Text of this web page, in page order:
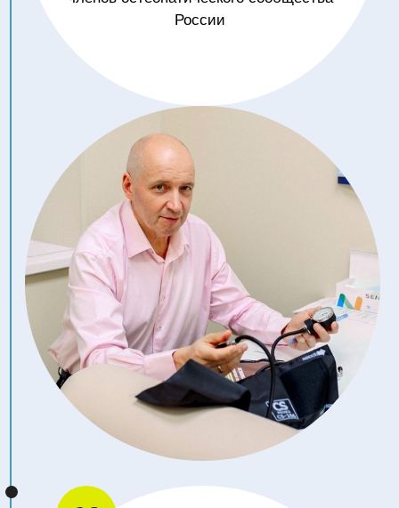
11:30 – 12:10
ПОСТТРАВМАТИЧЕСКИЙ
БОЛЕВОЙ СИНДРОМ С
ПОЗИЦИИ ККМ
ИГОРЕВНА
04